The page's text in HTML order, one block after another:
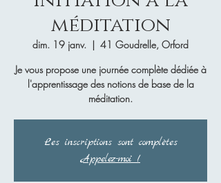
méditation
dim. 19 janv.
  |
41 Goudrelle, Orford
Je vous propose une journée complète dédiée à
l'apprentissage des notions de base de la
méditation.
Les inscriptions sont complètes
Appelez-moi !